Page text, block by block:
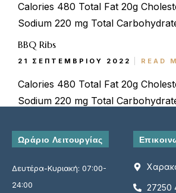
Calories 480 Total Fat 20g
Sodium 220 mg Total
BBQ Ribs
21 ΣΕΠΤΕΜΒΡΊΟΥ 2022 READ
Calories 480 Total Fat 20g
Sodium 220 mg Total
Ωράριο Λειτουργίας
Δευτέρα-Κυριακή: 07:00-
24:00
27250
Φόρμα
Email*